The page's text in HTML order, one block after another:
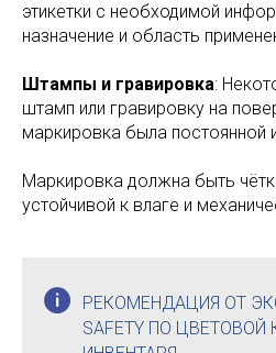
этикетки с необходимой
назначение и область
Штампы и гравировка:
штамп или гравировку на
маркировка была постоянной
Маркировка должна быть
устойчивой к влаге и
РЕКОМЕНДАЦИЯ ОТ
SAFETY ПО